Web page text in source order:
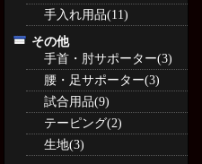
手入れ用品(11)
その他
手首・肘サポーター(3)
腰・足サポーター(3)
試合用品(9)
テーピング(2)
生地(3)